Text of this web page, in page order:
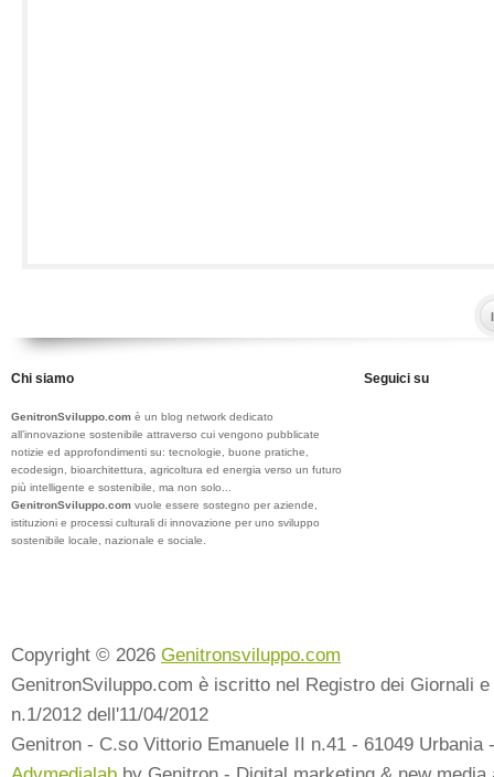
Chi siamo
GenitronSviluppo.com è un blog network dedicato
all’innovazione sostenibile attraverso cui vengono pubblicate
notizie ed approfondimenti su: tecnologie, buone pratiche,
ecodesign, bioarchitettura, agricoltura ed energia verso un futuro
più intelligente e sostenibile, ma non solo...
GenitronSviluppo.com vuole essere sostegno per aziende,
istituzioni e processi culturali di innovazione per uno sviluppo
sostenibile locale, nazionale e sociale.
Seguici su
Copyright © 2026 Genitronsviluppo.com
GenitronSviluppo.com è iscritto nel Registro dei Giornali
n.1/2012 dell'11/04/2012
Genitron - C.so Vittorio Emanuele II n.41 - 61049 Urbania